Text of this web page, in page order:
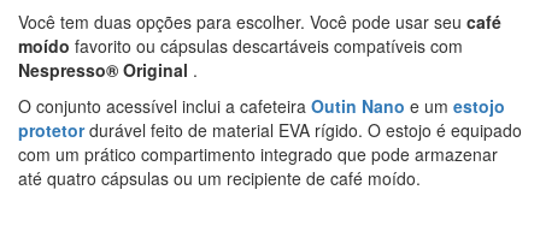
Você tem duas opções para escolher. Você pode usar seu café
moído favorito ou cápsulas descartáveis compatíveis com
Nespresso® Original .
O conjunto acessível inclui a cafeteira Outin Nano e um estojo
protetordurável feito de material EVA rígido. O estojo é equipado
com um prático compartimento integrado que pode armazenar
até quatro cápsulas ou um recipiente de café moído.